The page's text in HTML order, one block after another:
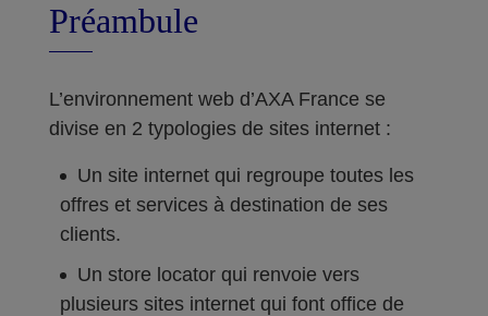
Préambule
L’environnement web d’AXA France se
divise en 2 typologies de sites internet :
Un site internet qui regroupe toutes les
offres et services à destination de ses
clients.
Un store locator qui renvoie vers
plusieurs sites internet qui font office de